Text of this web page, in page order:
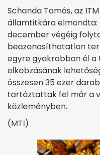
Schanda Tamás, az
államtitkára elmondta:
december végéig
beazonosíthatatlan
egyre gyakrabban él a
elkobzásának
összesen 35 ezer
tartóztattak fel már a
közleményben.
(MTI)